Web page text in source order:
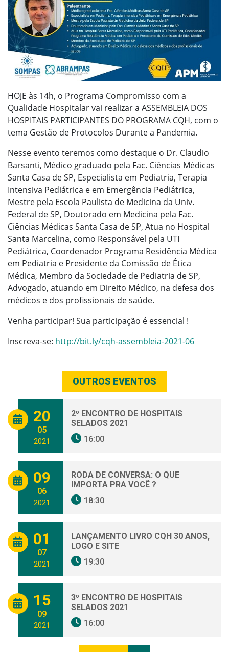
HOJE às 14h, o Programa Compromisso com a
Qualidade Hospitalar vai realizar a ASSEMBLEIA DOS
HOSPITAIS PARTICIPANTES DO PROGRAMA CQH, com o
tema Gestão de Protocolos Durante a Pandemia.
Nesse evento teremos como destaque o Dr. Claudio
Barsanti, Médico graduado pela Fac. Ciências Médicas
Santa Casa de SP, Especialista em Pediatria, Terapia
Intensiva Pediátrica e em Emergência Pediátrica,
Mestre pela Escola Paulista de Medicina da Univ.
Federal de SP, Doutorado em Medicina pela Fac.
Ciências Médicas Santa Casa de SP, Atua no Hospital
Santa Marcelina, como Responsável pela UTI
Pediátrica, Coordenador Programa Residência Médica
em Pediatria e Presidente da Comissão de Ética
Médica, Membro da Sociedade de Pediatria de SP,
Advogado, atuando em Direito Médico, na defesa dos
médicos e dos profissionais de saúde.
Venha participar! Sua participação é essencial !
Inscreva-se: http://bit.ly/cqh-assembleia-2021-06
OUTROS EVENTOS
20
05
2021
2º ENCONTRO DE HOSPITAIS
SELADOS 2021
16:00
09
06
2021
RODA DE CONVERSA: O QUE
IMPORTA PRA VOCÊ ?
18:30
01
07
2021
LANÇAMENTO LIVRO CQH 30 ANOS,
LOGO E SITE
19:30
15
09
2021
3º ENCONTRO DE HOSPITAIS
SELADOS 2021
16:00